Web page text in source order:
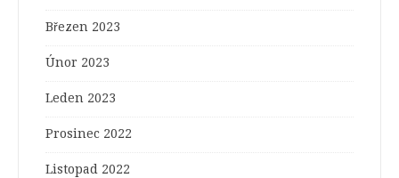
Březen 2023
Únor 2023
Leden 2023
Prosinec 2022
Listopad 2022